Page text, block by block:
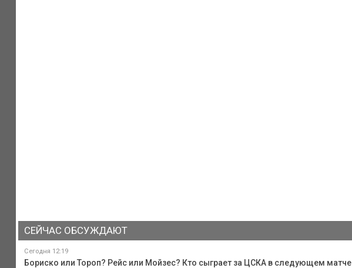
СЕЙЧАС ОБСУЖДАЮТ
Сегодня 12:19
Бориско или Тороп? Рейс или Мойзес? Кто сыграет за ЦСКА в следующем матче